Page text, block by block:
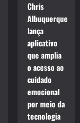
Chris
Albuquerque
lança
aplicativo
que amplia
o acesso ao
cuidado
emocional
por meio da
tecnologia